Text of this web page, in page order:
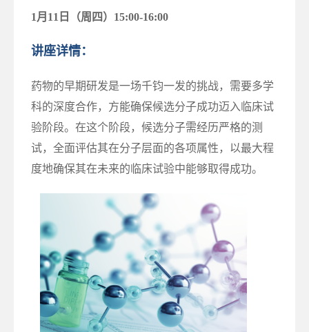
1月11日（周四）15:00-16:00
讲座详情：
药物的早期研发是一场千钧一发的挑战，需要多学
科的深度合作，方能确保候选分子成功迈入临床试
验阶段。在这个阶段，候选分子需经历严格的测
试，全面评估其在分子层面的各项属性，以最大程
度地确保其在未来的临床试验中能够取得成功。